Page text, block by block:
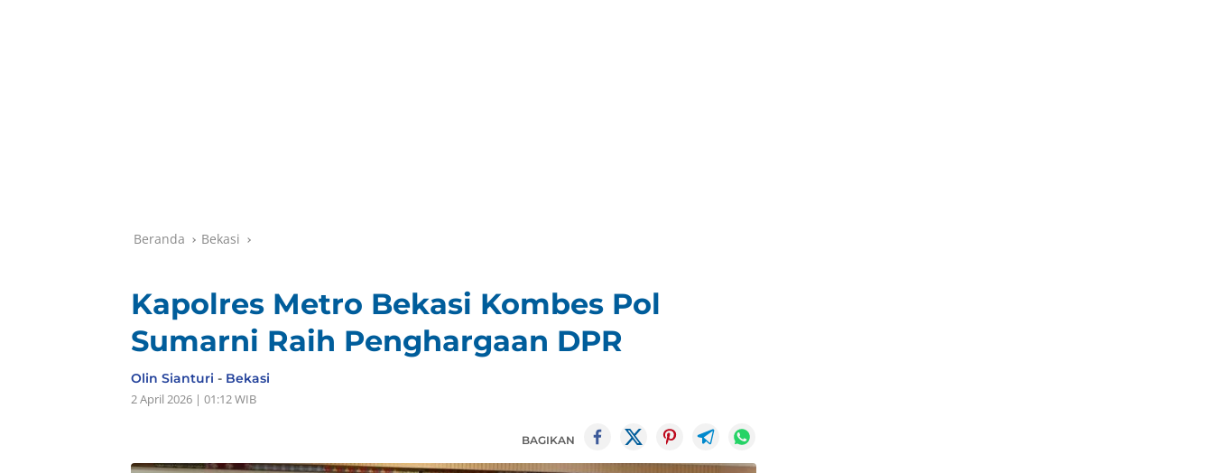
Beranda Bekasi
Kapolres Metro Bekasi Kombes Pol
Sumarni Raih Penghargaan DPR
Olin Sianturi - Bekasi
2 April 2026 | 01:12 WIB
BAGIKAN